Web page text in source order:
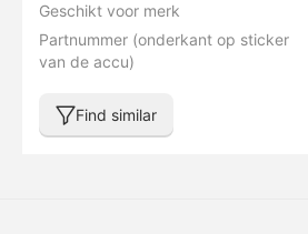
Geschikt voor merk
Partnummer (onderkant op sticker
van de accu)
Find similar